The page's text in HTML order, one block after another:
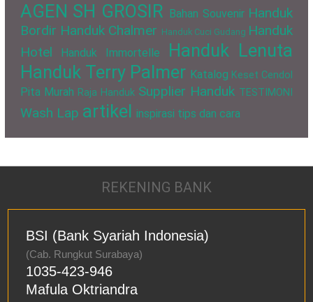
AGEN SH GROSIR Bahan Souvenir Handuk
Bordir Handuk Chalmer Handuk Cuci Gudang Handuk
Hotel
Handuk Immortelle
Handuk Lenuta
Handuk Terry Palmer Katalog Keset Cendol
Pita Murah Raja Handuk Supplier Handuk TESTIMONI
Wash Lap artikel inspirasi tips dan cara
REKENING BANK
BSI (Bank Syariah Indonesia)
(Cab. Rungkut Surabaya)
1035-423-946
Mafula Oktriandra